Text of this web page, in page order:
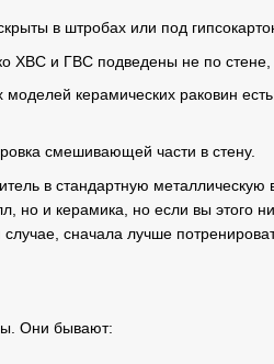
в штробах или под
ХВС и ГВС подведены не по стене,
керамических раковин
смешивающей части в стену.
в стандартную металлическую
но и керамика, но если вы этого
сначала лучше
Они бывают: